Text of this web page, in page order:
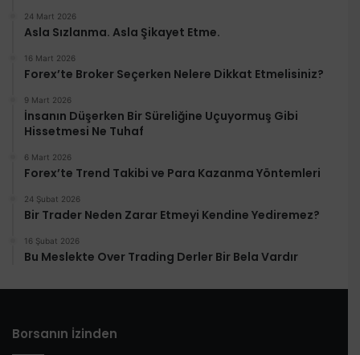
24 Mart 2026
Asla Sızlanma. Asla Şikayet Etme.
16 Mart 2026
Forex’te Broker Seçerken Nelere Dikkat Etmelisiniz?
9 Mart 2026
İnsanın Düşerken Bir Süreliğine Uçuyormuş Gibi
Hissetmesi Ne Tuhaf
6 Mart 2026
Forex’te Trend Takibi ve Para Kazanma Yöntemleri
24 Şubat 2026
Bir Trader Neden Zarar Etmeyi Kendine Yediremez?
16 Şubat 2026
Bu Meslekte Over Trading Derler Bir Bela Vardır
Borsanın İzinden